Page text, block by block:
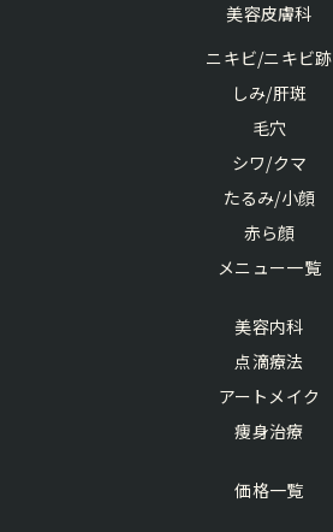
美容皮膚科
ニキビ/ニキビ跡
しみ/肝斑
毛穴
シワ/クマ
たるみ/小顔
赤ら顔
メニュー一覧
美容内科
点滴療法
アートメイク
痩身治療
価格一覧